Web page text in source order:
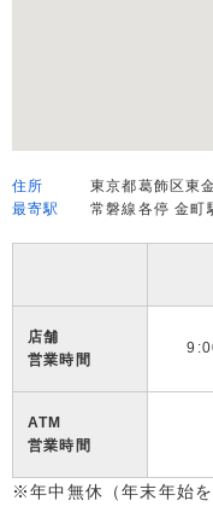
住所
東京都葛飾区東
最寄駅
常磐線各停 金町
店舗
営業時間
ATM
営業時間
※年中無休（年末年始を